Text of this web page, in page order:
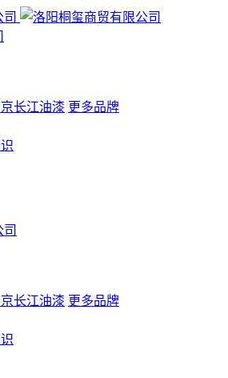
长江油漆 更多品牌
长江油漆 更多品牌